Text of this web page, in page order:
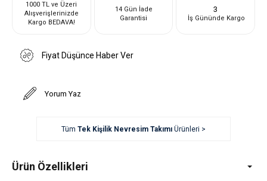
1000 TL ve Üzeri
Alışverişlerinizde
Kargo BEDAVA!
14 Gün İade
Garantisi
3
İş Gününde Kargo
Fiyat Düşünce Haber Ver
Yorum Yaz
Tüm Tek Kişilik Nevresim TakımıÜrünleri >
Ürün Özellikleri